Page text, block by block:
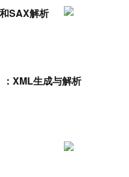
SAX解析
XML生成与解析